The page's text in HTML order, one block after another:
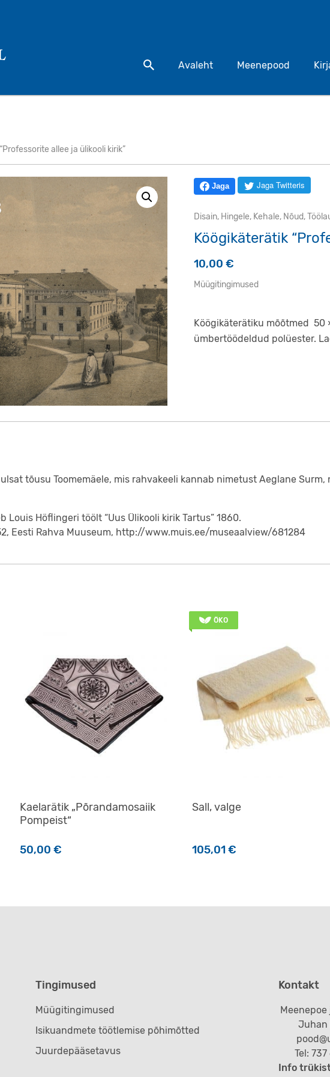
Otsi toodetAvaleht Meenepood
allee ja ülikooli kirik”
Jaga Jaga Twitteris
Disain, Hingele, Kehale, Nõud,
Köögikäterätik
10,00€
Müügitingimused
Köögikäterätiku mõõtmed 50
ümbertöödeldud polüester.
tõusu Toomemäele, mis rahvakeeli kannab nimetust Aeglane
Höflingeri töölt “Uus Ülikooli kirik Tartus” 1860.
Eesti Rahva Muuseum, http://www.muis.ee/museaalview/681284
Kaelarätik „Põrandamosaiik
Pompeist“
50,00 €
ÖKO
Sall, valge
105,01€
Tingimused
Müügitingimused
Isikuandmete töötlemise põhimõtted
Juurdepääsetavus
Kontakt
Juhan
Tel:
Info